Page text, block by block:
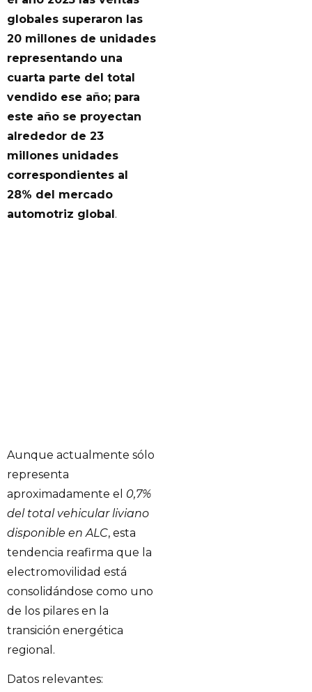
globales superaron las
20 millones de unidades
representando una
cuarta parte del total
vendido ese año; para
este año se proyectan
alrededor de 23
millones unidades
correspondientes al
28% del mercado
automotriz global.
Aunque actualmente sólo
representa
aproximadamente el 0,7%
del total vehicular liviano
disponible en ALC, esta
tendencia reafirma que la
electromovilidad está
consolidándose como uno
de los pilares en la
transición energética
regional.
Datos relevantes: